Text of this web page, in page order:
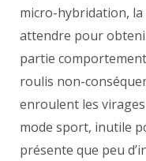
micro-hybridation,
attendre pour
partie
roulis non-
enroulent les
mode sport, inutile
présente que peu